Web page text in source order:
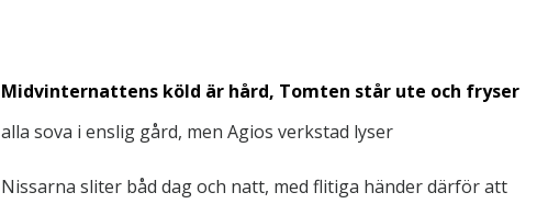
Midvinternattens köld är hård, Tomten står ute och fryser
alla sova i enslig gård, men Agios verkstad lyser
Nissarna sliter båd dag och natt, med flitiga händer därför att